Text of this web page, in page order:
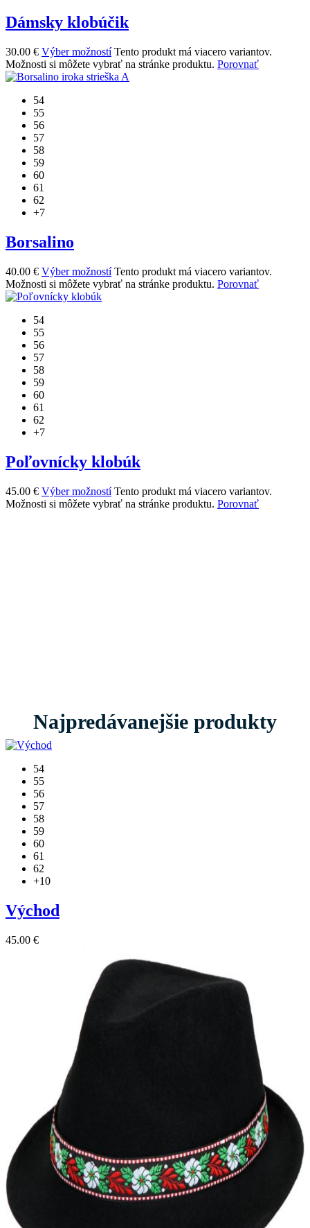
Dámsky klobúčik
30.00 € Výber možností Tento produkt má viacero variantov.
Možnosti si môžete vybrať na stránke produktu. Porovnať
54
55
56
57
58
59
60
61
62
+7
Borsalino
40.00 € Výber možností Tento produkt má viacero variantov.
Možnosti si môžete vybrať na stránke produktu. Porovnať
54
55
56
57
58
59
60
61
62
+7
Poľovnícky klobúk
45.00 € Výber možností Tento produkt má viacero variantov.
Možnosti si môžete vybrať na stránke produktu. Porovnať
Najpredávanejšie produkty
54
55
56
57
58
59
60
61
62
+10
Východ
45.00 €